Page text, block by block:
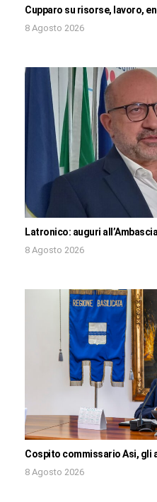
Cupparo su risorse, lavoro,
8 Agosto 2026
Latronico: auguri
8 Agosto 2026
Cospito commissario Asi, gli
8 Agosto 2026